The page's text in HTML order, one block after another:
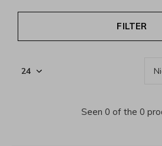
FILTER
Seen 0 of the 0